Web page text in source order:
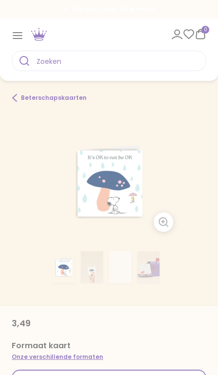
0
Beterschapskaarten
3,49
Formaat kaart
Onze verschillende formaten